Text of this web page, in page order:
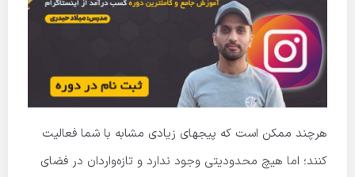
هرچند ممکن است که پیج­های زیادی مشابه با شما فعالیت
کنند؛ اما هیچ محدودیتی وجود ندارد و تازه‌واردان در فضای